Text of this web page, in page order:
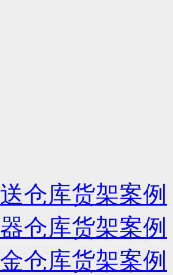
仓库货架案例
仓库货架案例
仓库货架案例